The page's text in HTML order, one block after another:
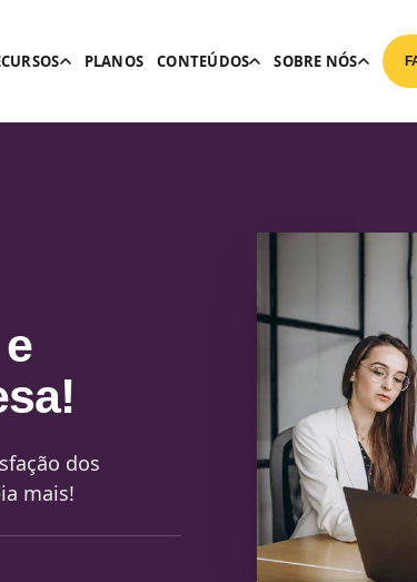
PLANOS CONTEÚDOS SOBRE NÓS
dos
mais!